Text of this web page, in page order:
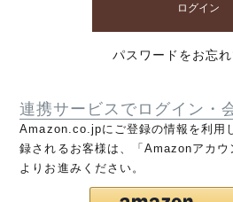
ログイン
パスワードをお忘れ
連携サービスでログイン・
Amazon.co.jpにご登録の情報を利用
録されるお客様は、「Amazonアカウ
よりお進みください。